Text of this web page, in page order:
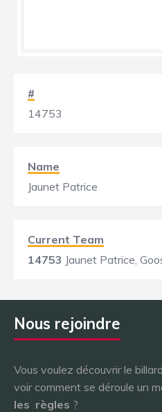
#
14753
Name
Jaunet Patrice
Current Team
14753 Jaunet Patrice,
Nous rejoindre
Vous voulez découvrir le
voir comment se déroule un
les règles ?